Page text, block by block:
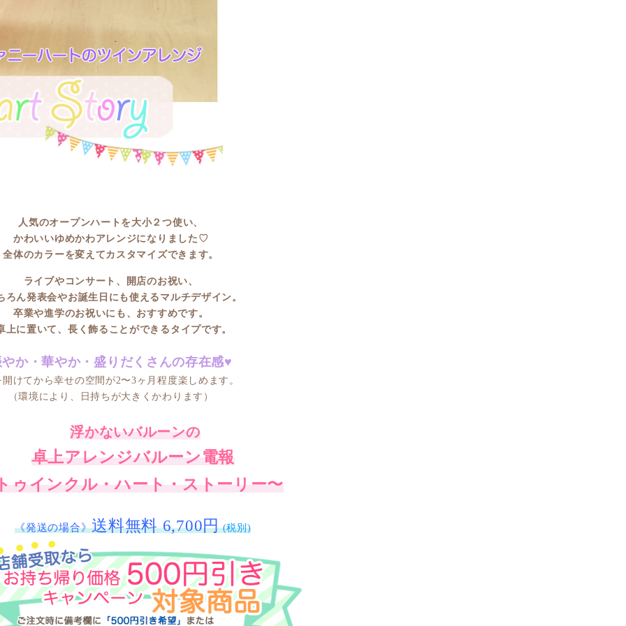
人気のオープンハートを大小２つ使い、
かわいいゆめかわアレンジになりました♡
全体のカラーを変えてカスタマイズできます。
ライブやコンサート、開店のお祝い、
ん発表会やお誕生日にも使えるマルチデザイン。
卒業や進学のお祝いにも、おすすめです。
に置いて、長く飾ることができるタイプです。
か・華やか・盛りだくさんの存在感♥
開けてから幸せの空間が2〜3ヶ月程度楽しめます。
（環境により、日持ちが大きくかわります）
浮かないバルーンの
卓上アレンジバルーン電報
ゥインクル・ハート・ストーリー〜
《発送の場合》送料無料 6,700円(税別)